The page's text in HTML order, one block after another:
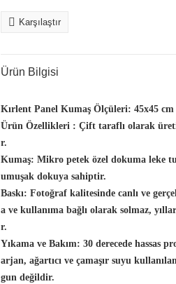
Karşılaştır
Ürün Bilgisi
Kırlent Panel Kumaş Ölçüleri: 45x45 cm
Ürün Özellikleri : Çift taraflı olarak
r.
Kumaş: Mikro petek özel dokuma leke
umuşak dokuya sahiptir.
Baskı: Fotoğraf kalitesinde canlı ve
a ve kullanıma bağlı olarak solmaz,
r.
Yıkama ve Bakım: 30 derecede hassas
arjan, ağartıcı ve çamaşır suyu
gun değildir.